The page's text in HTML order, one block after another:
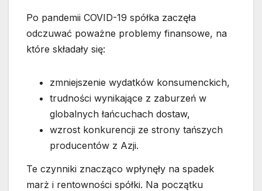
Po pandemii COVID-19 spółka zaczęła
odczuwać poważne problemy finansowe, na
które składały się:
zmniejszenie wydatków konsumenckich,
trudności wynikające z zaburzeń w
globalnych łańcuchach dostaw,
wzrost konkurencji ze strony tańszych
producentów z Azji.
Te czynniki znacząco wpłynęły na spadek
marż i rentowności spółki. Na początku